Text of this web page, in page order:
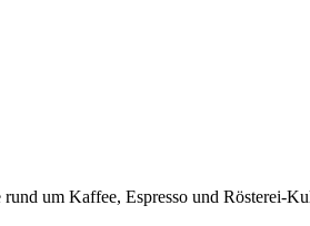
um Kaffee, Espresso und Rösterei-